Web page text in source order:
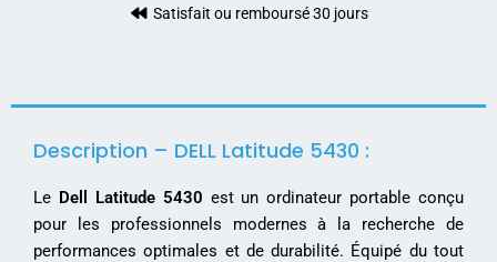
Satisfait ou remboursé 30 jours
Description – DELL Latitude 5430 :
Le Dell Latitude 5430 est un ordinateur portable conçu
pour les professionnels modernes à la recherche de
performances optimales et de durabilité. Équipé du tout